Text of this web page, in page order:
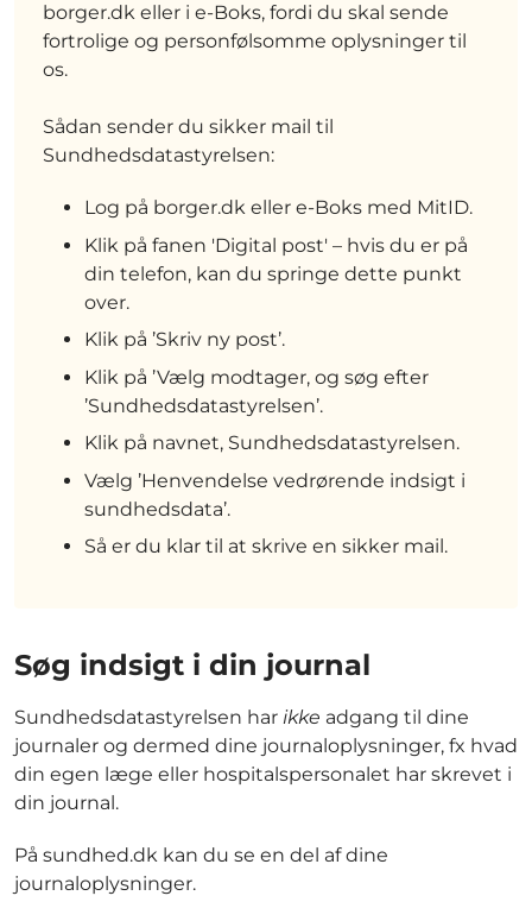
borger.dk eller i e-Boks, fordi du skal sende
fortrolige og personfølsomme oplysninger til
os.
Sådan sender du sikker mail til
Sundhedsdatastyrelsen:
Log på borger.dk eller e-Boks med MitID.
Klik på fanen 'Digital post' – hvis du er på
din telefon, kan du springe dette punkt
over.
Klik på ’Skriv ny post’.
Klik på ’Vælg modtager, og søg efter
’Sundhedsdatastyrelsen’.
Klik på navnet, Sundhedsdatastyrelsen.
Vælg ’Henvendelse vedrørende indsigt i
sundhedsdata’.
Så er du klar til at skrive en sikker mail.
Søg indsigt i din journal
Sundhedsdatastyrelsen har ikke adgang til dine
journaler og dermed dine journaloplysninger, fx hvad
din egen læge eller hospitalspersonalet har skrevet i
din journal.
På sundhed.dk kan du se en del af dine
journaloplysninger.